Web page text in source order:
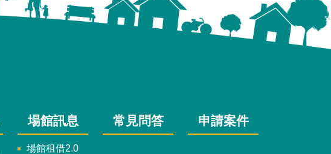
場館訊息
場館租借2.0
常見問答 申請案件